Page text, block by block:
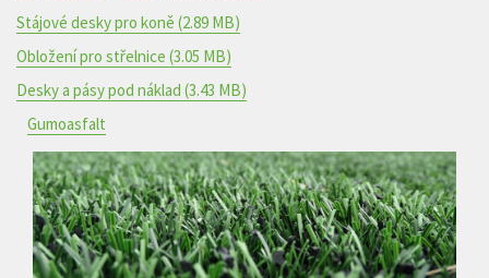
Stájové desky pro koně (2.89 MB)
Obložení pro střelnice (3.05 MB)
Desky a pásy pod náklad (3.43 MB)
Gumoasfalt